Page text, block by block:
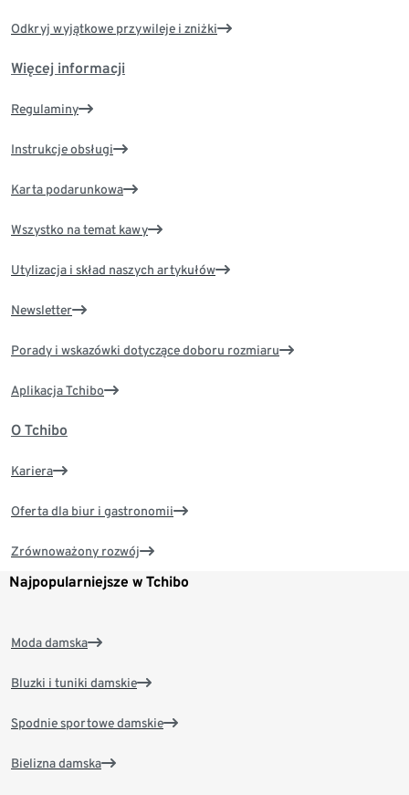
Odkryj wyjątkowe przywileje i zniżki
Więcej informacji
Regulaminy
Instrukcje obsługi
Karta podarunkowa
Wszystko na temat kawy
Utylizacja i skład naszych artykułów
Newsletter
Porady i wskazówki dotyczące doboru rozmiaru
Aplikacja Tchibo
O Tchibo
Kariera
Oferta dla biur i gastronomii
Zrównoważony rozwój
Najpopularniejsze w Tchibo
Moda damska
Bluzki i tuniki damskie
Spodnie sportowe damskie
Bielizna damska